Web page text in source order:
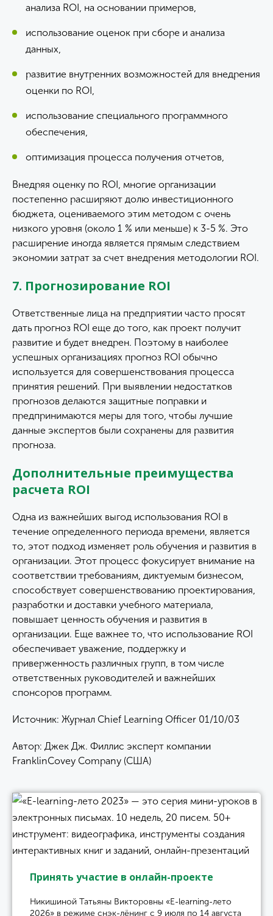
анализа ROI, на основании примеров,
использование оценок при сборе и анализа
данных,
развитие внутренних возможностей для внедрения
оценки по ROI,
использование специального программного
обеспечения,
оптимизация процесса получения отчетов,
Внедряя оценку по ROI, многие организации
постепенно расширяют долю инвестиционного
бюджета, оцениваемого этим методом с очень
низкого уровня (около 1 % или меньше) к 3-5 %. Это
расширение иногда является прямым следствием
экономии затрат за счет внедрения методологии ROI.
7. Прогнозирование ROI
Ответственные лица на предприятии часто просят
дать прогноз ROI еще до того, как проект получит
развитие и будет внедрен. Поэтому в наиболее
успешных организациях прогноз ROI обычно
используется для совершенствования процесса
принятия решений. При выявлении недостатков
прогнозов делаются защитные поправки и
предпринимаются меры для того, чтобы лучшие
данные экспертов были сохранены для развития
прогноза.
Дополнительные преимущества
расчета ROI
Одна из важнейших выгод использования ROI в
течение определенного периода времени, является
то, этот подход изменяет роль обучения и развития в
организации. Этот процесс фокусирует внимание на
соответствии требованиям, диктуемым бизнесом,
способствует совершенствованию проектирования,
разработки и доставки учебного материала,
повышает ценность обучения и развития в
организации. Еще важнее то, что использование ROI
обеспечивает уважение, поддержку и
приверженность различных групп, в том числе
ответственных руководителей и важнейших
спонсоров программ.
Источник: Журнал Chief Learning Officer 01/10/03
Автор: Джек Дж. Филлис эксперт компании
FranklinCovey Company (США)
Принять участие в онлайн-проекте
Никишиной Татьяны Викторовны «E-learning-лето
2026» в режиме снэк-лёнинг с 9 июля по 14 августа